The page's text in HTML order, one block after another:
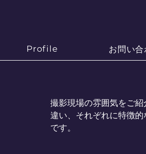
Profile お問い合
撮影現場の雰囲気をご
違い、それぞれに特徴
です。